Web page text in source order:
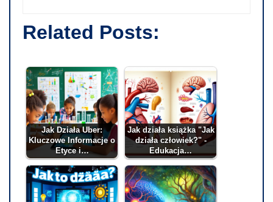
Related Posts:
Jak Działa Uber:
Kluczowe Informacje o
Etyce i…
Jak działa książka "Jak
działa człowiek?" -
Edukacja…